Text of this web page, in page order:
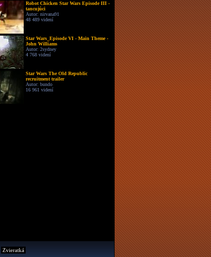
Robot Chicken Star Wars Episode III -
tancujúci
Autor: nirvana91
48 489 videní
Star Wars_Episode VI - Main Theme -
John Williams
Autor: 2sydney
4 768 videní
Star Wars The Old Republic
recruitment trailer
Autor: bundo
16 961 videní
Zvieratká